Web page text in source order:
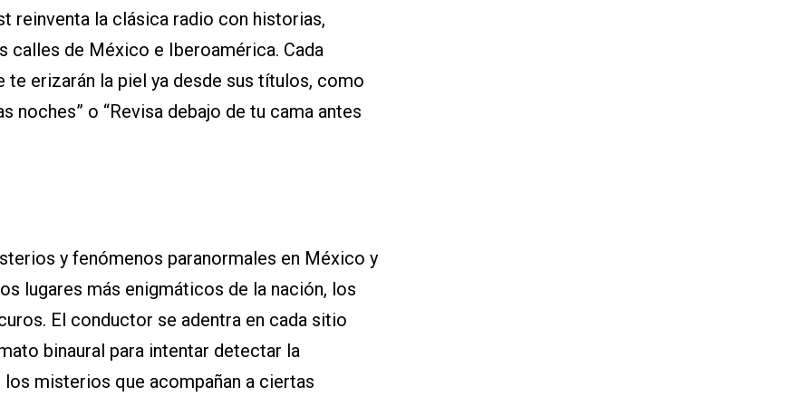
reinventa la clásica radio con historias,
calles de México e Iberoamérica. Cada
te erizarán la piel ya desde sus títulos, como
noches” o “Revisa debajo de tu cama antes
y fenómenos paranormales en México y
lugares más enigmáticos de la nación, los
El conductor se adentra en cada sitio
binaural para intentar detectar la
misterios que acompañan a ciertas